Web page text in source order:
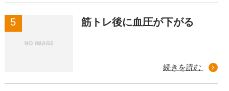
筋トレ後に血圧が下がる
続きを読む